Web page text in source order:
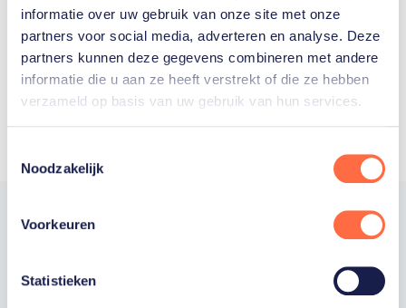
informatie over uw gebruik van onze site met onze
partners voor social media, adverteren en analyse. Deze
partners kunnen deze gegevens combineren met andere
informatie die u aan ze heeft verstrekt of die ze hebben
verzameld op basis van uw gebruik van hun services.
Noodzakelijk
Voorkeuren
Statistieken
Olympische Spelen?
Trotse hoofdsponsor